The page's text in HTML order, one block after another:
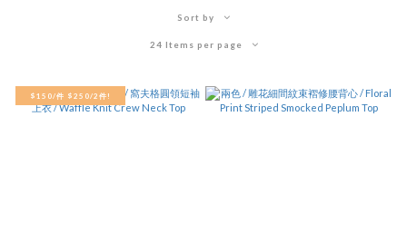
Sort by
24 Items per page
$150/件 $250/2件!